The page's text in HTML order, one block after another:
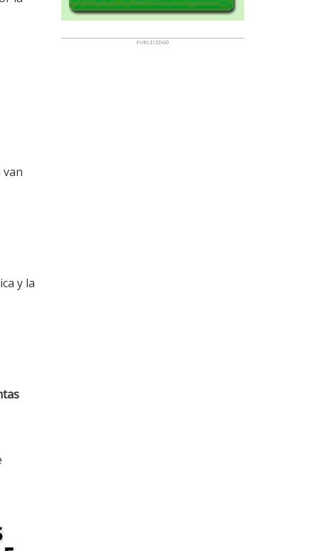
van
y la